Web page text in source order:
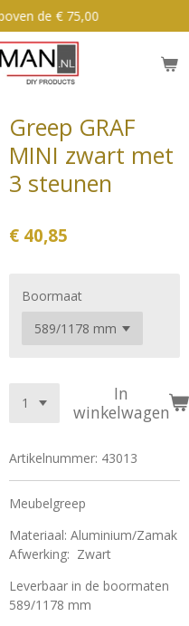
de € 75,00
Greep GRAF
MINI zwart met
3 steunen
€ 40,85
Boormaat
In
winkelwagen
Artikelnummer: 43013
Meubelgreep
Materiaal: Aluminium/Zamak
Afwerking: Zwart
Leverbaar in de boormaten
589/1178 mm